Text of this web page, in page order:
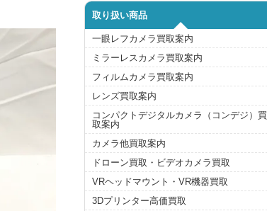
取り扱い商品
一眼レフカメラ買取案内
ミラーレスカメラ買取案内
フィルムカメラ買取案内
レンズ買取案内
コンパクトデジタルカメラ（コンデジ）買
取案内
カメラ他買取案内
ドローン買取・ビデオカメラ買取
VRヘッドマウント・VR機器買取
3Dプリンター高価買取